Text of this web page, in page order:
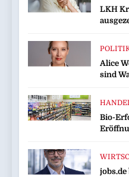
LKH
Alice
sind
Bio-